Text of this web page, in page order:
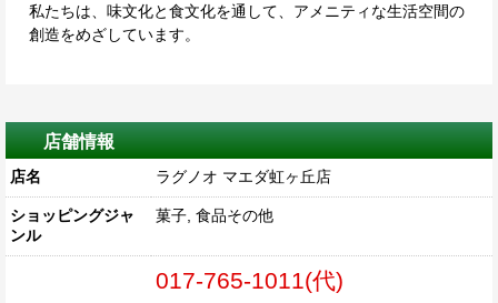
私たちは、味文化と食文化を通して、アメニティな生活空間の
創造をめざしています。
店舗情報
店名 ラグノオ マエダ虹ヶ丘店
ショッピングジャ
ンル
菓子, 食品その他
017-765-1011(代)